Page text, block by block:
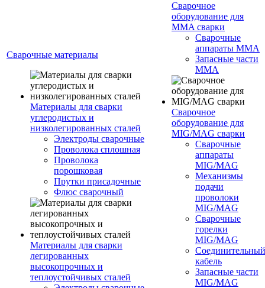
Сварочные материалы
Материалы для сварки
углеродистых и
низколегированных сталей
Электроды сварочные
Проволока сплошная
Проволока
порошковая
Прутки присадочные
Флюс сварочный
Материалы для сварки
легированных
высокопрочных и
теплоустойчивых сталей
Сварочное
оборудование для
MMA сварки
Сварочные
аппараты MMA
Запасные части
MMA
Сварочное
оборудование для
MIG/MAG сварки
Сварочные
аппараты
MIG/MAG
Механизмы
подачи
проволоки
MIG/MAG
Сварочные
горелки
MIG/MAG
Соединительный
кабель
Запасные части
MIG/MAG